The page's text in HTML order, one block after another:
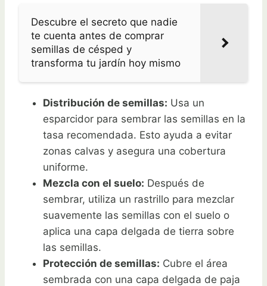
Descubre el secreto que nadie
te cuenta antes de comprar
semillas de césped y
transforma tu jardín hoy mismo
Distribución de semillas: Usa un
esparcidor para sembrar las semillas en la
tasa recomendada. Esto ayuda a evitar
zonas calvas y asegura una cobertura
uniforme.
Mezcla con el suelo: Después de
sembrar, utiliza un rastrillo para mezclar
suavemente las semillas con el suelo o
aplica una capa delgada de tierra sobre
las semillas.
Protección de semillas: Cubre el área
sembrada con una capa delgada de paja